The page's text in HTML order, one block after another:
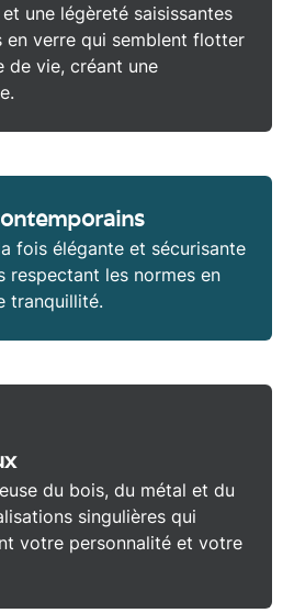
une légèreté saisissantes
en verre qui semblent flotter
de vie, créant une
fois élégante et sécurisante
respectant les normes en
tranquillité.
du bois, du métal et du
singulières qui
votre personnalité et votre